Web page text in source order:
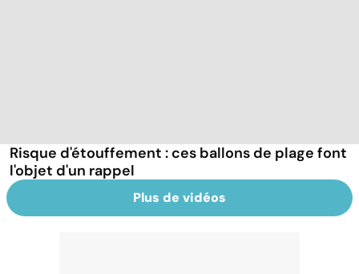
Risque d'étouffement : ces ballons de plage font
l'objet d'un rappel
Plus de vidéos